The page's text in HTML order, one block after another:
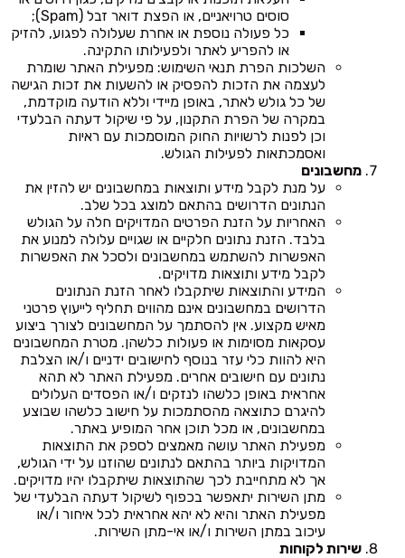
סוסים טרויאניים, או הפצת דואר זבל (Spam);
כל פעולה נוספת או אחרת שעלולה לפגוע, להזיק
או להפריע לאתר ולפעילותו התקינה.
השלכות הפרת תנאי השימוש: מפעילת האתר שומרת
לעצמה את הזכות להפסיק או להשעות את זכות הגישה
של כל גולש לאתר, באופן מיידי וללא הודעה מוקדמת,
במקרה של הפרת התקנון, על פי שיקול דעתה הבלעדי
וכן לפנות לרשויות החוק המוסמכות עם ראיות
ואסמכתאות לפעילות הגולש.
מחשבונים
על מנת לקבל מידע ותוצאות במחשבונים יש להזין את
הנתונים הדרושים בהתאם למוצג בכל שלב.
האחריות על הזנת הפרטים המדויקים חלה על הגולש
בלבד. הזנת נתונים חלקיים או שגויים עלולה למנוע את
האפשרות להשתמש במחשבונים ולסכל את האפשרות
לקבל מידע ותוצאות מדויקים.
המידע והתוצאות שיתקבלו לאחר הזנת הנתונים
הדרושים במחשבונים אינם מהווים תחליף לייעוץ פרטני
מאיש מקצוע. אין להסתמך על המחשבונים לצורך ביצוע
עסקאות מסוימות או פעולות כלשהן. מטרת המחשבונים
היא להוות כלי עזר בנוסף לחישובים ידניים ו/או הצלבת
נתונים עם חישובים אחרים. מפעילת האתר לא תהא
אחראית באופן כלשהו לנזקים ו/או הפסדים העלולים
להיגרם כתוצאה מהסתמכות על חישוב כלשהו שבוצע
במחשבונים, או מכל תוכן אחר המופיע באתר.
מפעילת האתר עושה מאמצים לספק את התוצאות
המדויקות ביותר בהתאם לנתונים שהוזנו על ידי הגולש,
אך לא מתחייבת לכך שהתוצאות שיתקבלו יהיו מדויקים.
מתן השירות יתאפשר בכפוף לשיקול דעתה הבלעדי של
מפעילת האתר והיא לא יהא אחראית לכל איחור ו/או
עיכוב במתן השירות ו/או אי-מתן השירות.
שירות לקוחות